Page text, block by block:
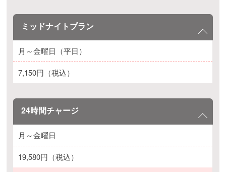
ミッドナイトプラン
月～金曜日（平日）
7,150円（税込）
24時間チャージ
月～金曜日
19,580円（税込）